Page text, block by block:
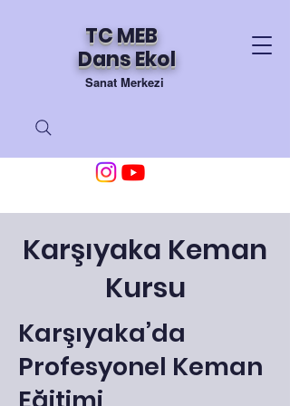
TC MEB
Dans Ekol
Sanat Merkezi
Karşıyaka Keman
Kursu
Karşıyaka’da
Profesyonel Keman